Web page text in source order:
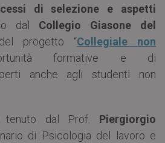
di selezione e aspetti
dal Collegio Giasone del
progetto “Collegiale non
formative e di
anche agli studenti non
tenuto dal Prof. Piergiorgio
di Psicologia del lavoro e